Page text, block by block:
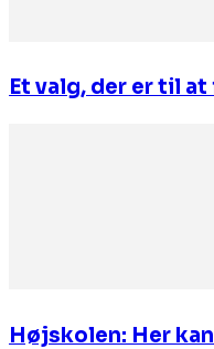
Et valg, der er til
Højskolen: Her